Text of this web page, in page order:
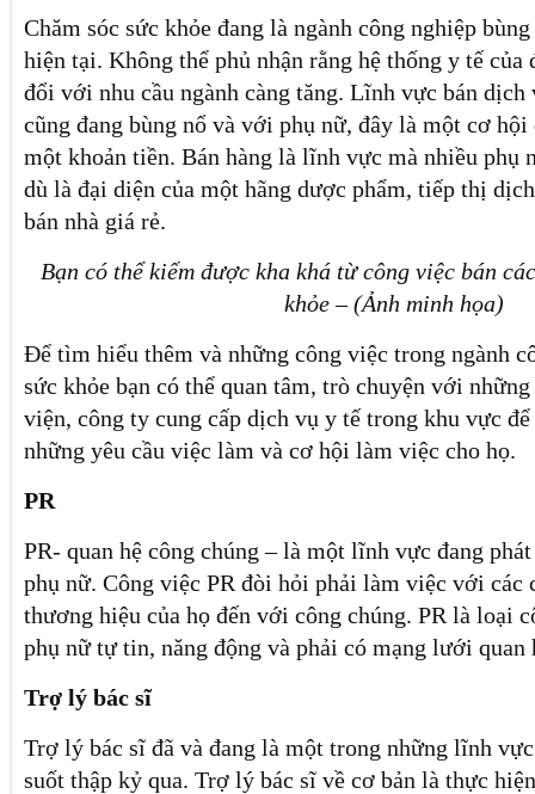
Chăm sóc sức khỏe đang là ngành công nghiệp
hiện tại. Không thể phủ nhận rằng hệ thống y tế
đổi với nhu cầu ngành càng tăng. Lĩnh vực bán dịch
cũng đang bùng nổ và với phụ nữ, đây là một cơ
một khoản tiền. Bán hàng là lĩnh vực mà nhiều phụ
dù là đại diện của một hãng dược phẩm, tiếp thị
bán nhà giá rẻ.
Bạn có thể kiếm được kha khá từ công việc bán
khỏe – (Ảnh minh họa)
Để tìm hiểu thêm và những công việc trong ngành
sức khỏe bạn có thể quan tâm, trò chuyện với
viện, công ty cung cấp dịch vụ y tế trong khu vực
những yêu cầu việc làm và cơ hội làm việc cho họ.
PR
PR- quan hệ công chúng – là một lĩnh vực đang
phụ nữ. Công việc PR đòi hỏi phải làm việc với các
thương hiệu của họ đến với công chúng. PR là loại
phụ nữ tự tin, năng động và phải có mạng lưới quan
Trợ lý bác sĩ
Trợ lý bác sĩ đã và đang là một trong những lĩnh
suốt thập kỷ qua. Trợ lý bác sĩ về cơ bản là thực